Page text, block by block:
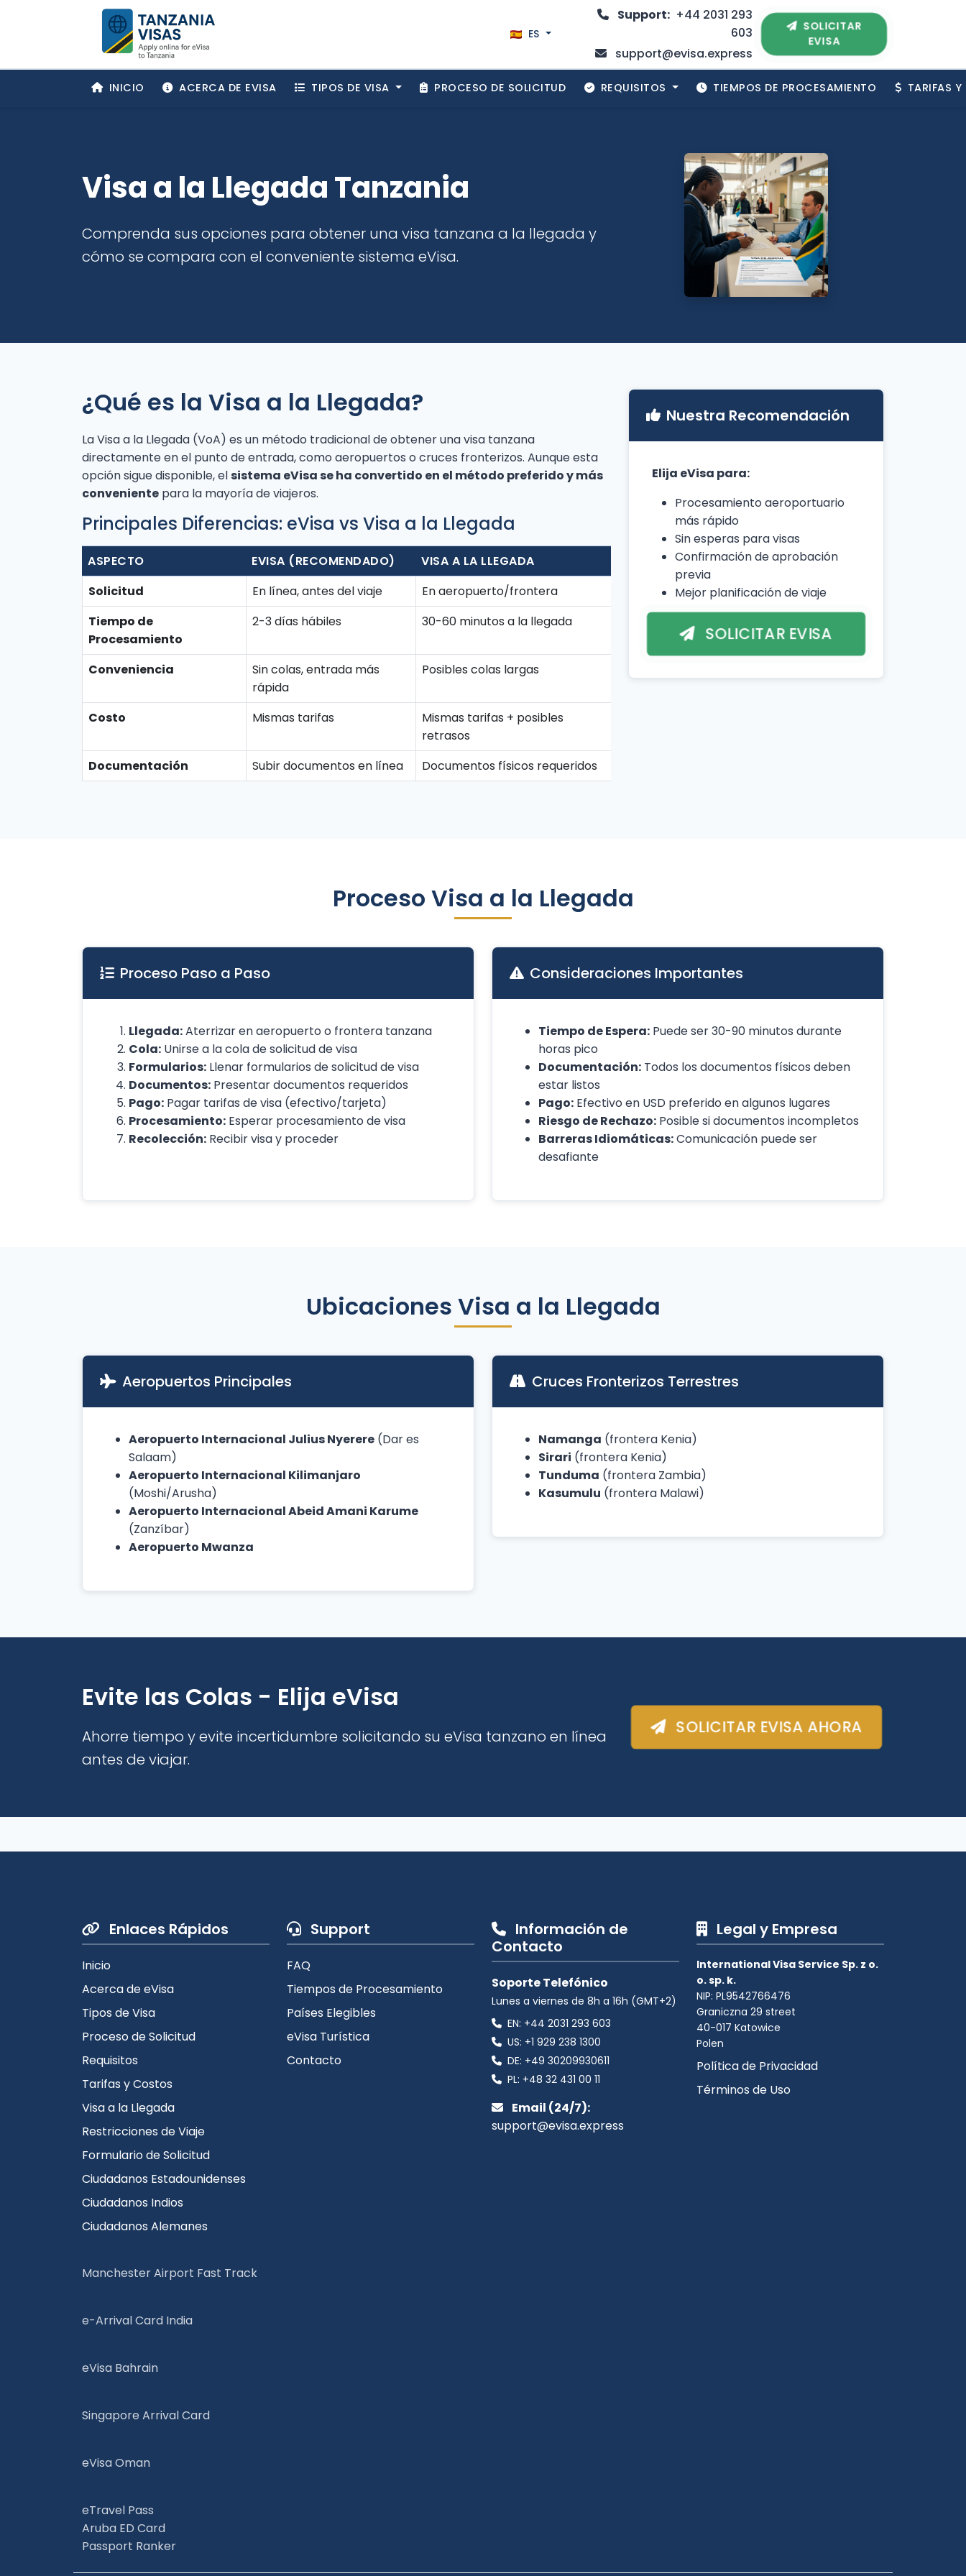
ES
Support: +44 2031 293
603
support@evisa.express
SOLICITAR
EVISA
INICIO ACERCA DE EVISA TIPOS DE VISA PROCESO DE SOLICITUD REQUISITOS TIEMPOS DE PROCESAMIENTO TARIFAS
Visa a la Llegada Tanzania
Comprenda sus opciones para obtener una visa tanzana a la llegada y
cómo se compara con el conveniente sistema eVisa.
¿Qué es la Visa a la Llegada?
La Visa a la Llegada (VoA) es un método tradicional de obtener una visa tanzana
directamente en el punto de entrada, como aeropuertos o cruces fronterizos. Aunque esta
opción sigue disponible, el sistema eVisa se ha convertido en el método preferido y más
conveniente para la mayoría de viajeros.
Principales Diferencias: eVisa vs Visa a la Llegada
ASPECTO EVISA (RECOMENDADO)
VISA A LA LLEGADA
Solicitud
En línea, antes del viaje
En aeropuerto/frontera
Tiempo de
Procesamiento
2-3 días hábiles 30-60 minutos a la llegada
Conveniencia
Sin colas, entrada más
rápida
Posibles colas largas
Costo Mismas tarifas
Mismas tarifas + posibles
retrasos
Documentación
Subir documentos en línea Documentos físicos requeridos
Nuestra Recomendación
Elija eVisa para:
Procesamiento aeroportuario
más rápido
Sin esperas para visas
Confirmación de aprobación
previa
Mejor planificación de viaje
SOLICITAR EVISA
Proceso Visa a la Llegada
Proceso Paso a Paso
Llegada:Aterrizar en aeropuerto o frontera tanzana
Cola: Unirse a la cola de solicitud de visa
Formularios: Llenar formularios de solicitud de visa
Documentos: Presentar documentos requeridos
Pago: Pagar tarifas de visa (efectivo/tarjeta)
Procesamiento: Esperar procesamiento de visa
Recolección: Recibir visa y proceder
Consideraciones Importantes
Tiempo de Espera: Puede ser 30-90 minutos durante
horas pico
Documentación: Todos los documentos físicos deben
estar listos
Pago: Efectivo en USD preferido en algunos lugares
Riesgo de Rechazo: Posible si documentos incompletos
Barreras Idiomáticas:Comunicación puede ser
desafiante
Ubicaciones Visa a la Llegada
Aeropuertos Principales
Aeropuerto Internacional Julius Nyerere (Dar es
Salaam)
Aeropuerto Internacional Kilimanjaro
(Moshi/Arusha)
Aeropuerto Internacional Abeid Amani Karume
(Zanzíbar)
Aeropuerto Mwanza
Cruces Fronterizos Terrestres
Namanga (frontera Kenia)
Sirari (frontera Kenia)
Tunduma (frontera Zambia)
Kasumulu (frontera Malawi)
Evite las Colas - Elija eVisa
Ahorre tiempo y evite incertidumbre solicitando su eVisa tanzano en línea
antes de viajar.
SOLICITAR EVISA AHORA
Enlaces Rápidos
Inicio
Acerca de eVisa
Tipos de Visa
Proceso de Solicitud
Requisitos
Tarifas y Costos
Visa a la Llegada
Restricciones de Viaje
Formulario de Solicitud
Ciudadanos Estadounidenses
Ciudadanos Indios
Ciudadanos Alemanes
Support
FAQ
Tiempos de Procesamiento
Países Elegibles
eVisa Turística
Contacto
Información de
Contacto
Soporte Telefónico
Lunes a viernes de 8h a 16h (GMT+2)
EN: +44 2031 293 603
US: +1 929 238 1300
DE: +49 30209930611
PL: +48 32 431 00 11
Email (24/7):
support@evisa.express
Legal y Empresa
International Visa Service Sp. z o.
o. sp. k.
NIP: PL9542766476
Graniczna 29 street
40-017 Katowice
Polen
Política de Privacidad
Términos de Uso
Manchester Airport Fast Track
e-Arrival Card India
eVisa Bahrain
Singapore Arrival Card
eVisa Oman
eTravel Pass
Aruba ED Card
Passport Ranker